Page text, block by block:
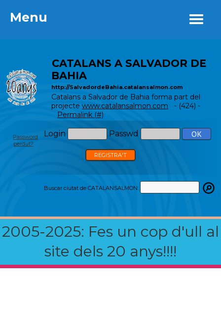
Menu
CATALANS A SALVADOR DE
BAHIA
http://SalvadordeBahia.catalansalmon.com
Catalans a Salvador de Bahia forma part del
projecte www.catalansalmon.com - (424) -
Permalink (#)
Login Passwd
Password
perdut?
REGISTRA'T
Buscar ciutat de CATALANSALMON:
2005-2025: Fes un cop d'ull al
site dels 20 anys!!!!
Menu